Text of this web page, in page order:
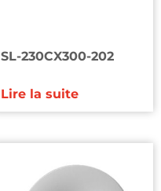
SL-230CX300-202
Lire la suite